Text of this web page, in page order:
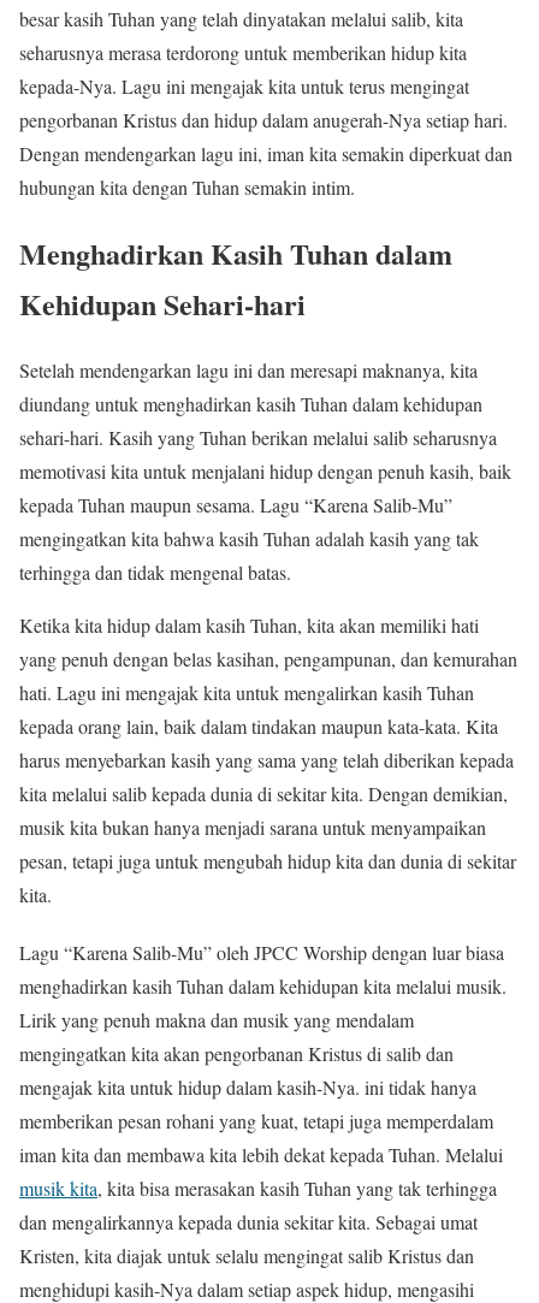
besar kasih Tuhan yang telah dinyatakan melalui salib, kita
seharusnya merasa terdorong untuk memberikan hidup kita
kepada-Nya. Lagu ini mengajak kita untuk terus mengingat
pengorbanan Kristus dan hidup dalam anugerah-Nya setiap hari.
Dengan mendengarkan lagu ini, iman kita semakin diperkuat dan
hubungan kita dengan Tuhan semakin intim.
Menghadirkan Kasih Tuhan dalam
Kehidupan Sehari-hari
Setelah mendengarkan lagu ini dan meresapi maknanya, kita
diundang untuk menghadirkan kasih Tuhan dalam kehidupan
sehari-hari. Kasih yang Tuhan berikan melalui salib seharusnya
memotivasi kita untuk menjalani hidup dengan penuh kasih, baik
kepada Tuhan maupun sesama. Lagu “Karena Salib-Mu”
mengingatkan kita bahwa kasih Tuhan adalah kasih yang tak
terhingga dan tidak mengenal batas.
Ketika kita hidup dalam kasih Tuhan, kita akan memiliki hati
yang penuh dengan belas kasihan, pengampunan, dan kemurahan
hati. Lagu ini mengajak kita untuk mengalirkan kasih Tuhan
kepada orang lain, baik dalam tindakan maupun kata-kata. Kita
harus menyebarkan kasih yang sama yang telah diberikan kepada
kita melalui salib kepada dunia di sekitar kita. Dengan demikian,
musik kita bukan hanya menjadi sarana untuk menyampaikan
pesan, tetapi juga untuk mengubah hidup kita dan dunia di sekitar
kita.
Lagu “Karena Salib-Mu” oleh JPCC Worship dengan luar biasa
menghadirkan kasih Tuhan dalam kehidupan kita melalui musik.
Lirik yang penuh makna dan musik yang mendalam
mengingatkan kita akan pengorbanan Kristus di salib dan
mengajak kita untuk hidup dalam kasih-Nya. ini tidak hanya
memberikan pesan rohani yang kuat, tetapi juga memperdalam
iman kita dan membawa kita lebih dekat kepada Tuhan. Melalui
musik kita, kita bisa merasakan kasih Tuhan yang tak terhingga
dan mengalirkannya kepada dunia sekitar kita. Sebagai umat
Kristen, kita diajak untuk selalu mengingat salib Kristus dan
menghidupi kasih-Nya dalam setiap aspek hidup, mengasihi